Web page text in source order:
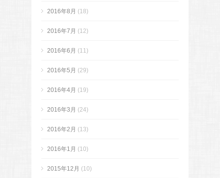
2016年8月 (18)
2016年7月 (12)
2016年6月 (11)
2016年5月 (29)
2016年4月 (19)
2016年3月 (24)
2016年2月 (13)
2016年1月 (10)
2015年12月 (10)